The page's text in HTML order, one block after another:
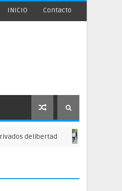
INICIO Contacto
NOTICIAS DE SAN JUAN